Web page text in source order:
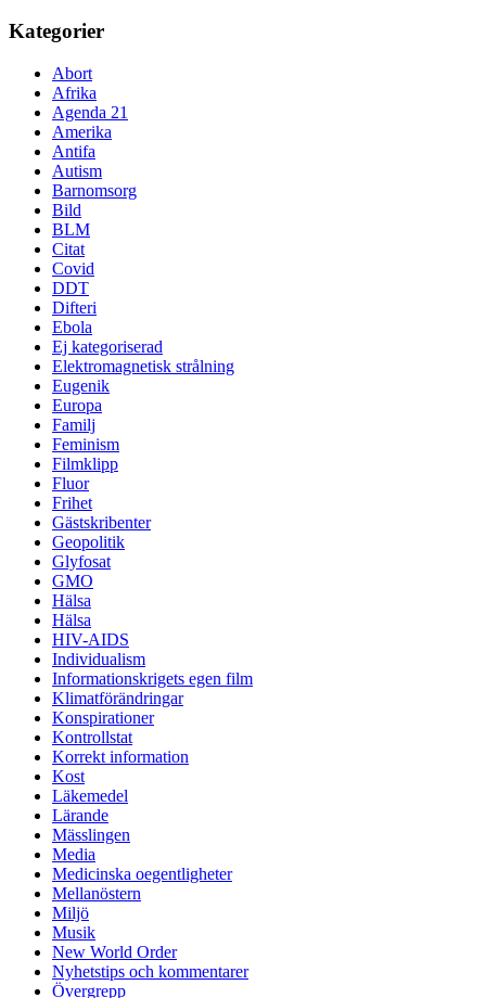
Kategorier
Abort
Afrika
Agenda 21
Amerika
Antifa
Autism
Barnomsorg
Bild
BLM
Citat
Covid
DDT
Difteri
Ebola
Ej kategoriserad
Elektromagnetisk strålning
Eugenik
Europa
Familj
Feminism
Filmklipp
Fluor
Frihet
Gästskribenter
Geopolitik
Glyfosat
GMO
Hälsa
Hälsa
HIV-AIDS
Individualism
Informationskrigets egen film
Klimatförändringar
Konspirationer
Kontrollstat
Korrekt information
Kost
Läkemedel
Lärande
Mässlingen
Media
Medicinska oegentligheter
Mellanöstern
Miljö
Musik
New World Order
Nyhetstips och kommentarer
Övergrepp